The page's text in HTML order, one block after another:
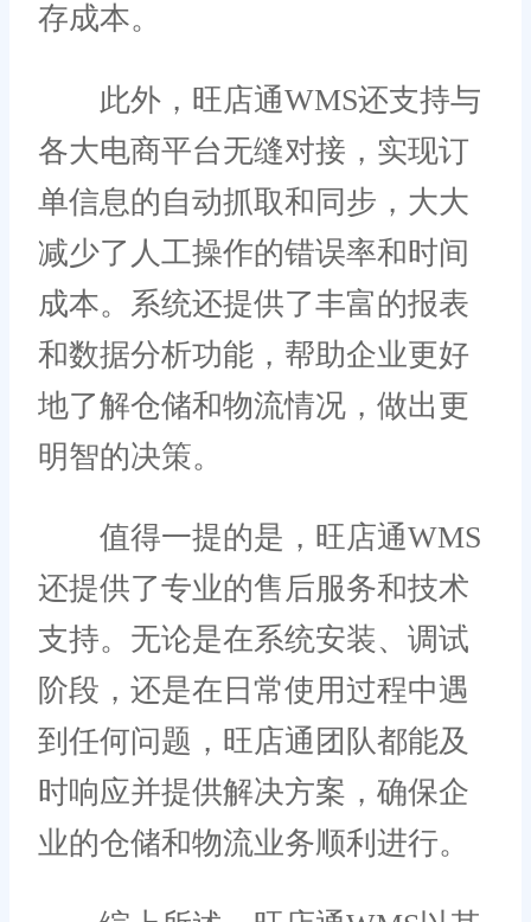
存成本。
此外，旺店通WMS还支持与
各大电商平台无缝对接，实现订
单信息的自动抓取和同步，大大
减少了人工操作的错误率和时间
成本。系统还提供了丰富的报表
和数据分析功能，帮助企业更好
地了解仓储和物流情况，做出更
明智的决策。
值得一提的是，旺店通WMS
还提供了专业的售后服务和技术
支持。无论是在系统安装、调试
阶段，还是在日常使用过程中遇
到任何问题，旺店通团队都能及
时响应并提供解决方案，确保企
业的仓储和物流业务顺利进行。